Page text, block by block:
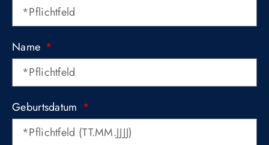
Name
Geburtsdatum